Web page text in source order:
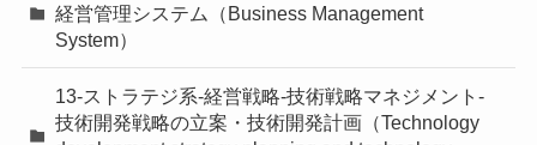
経営管理システム（Business Management
System）
13-ストラテジ系-経営戦略-技術戦略マネジメント-
技術開発戦略の立案・技術開発計画（Technology